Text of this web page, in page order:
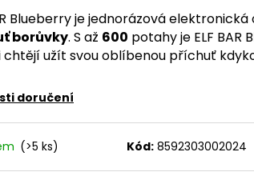
Blueberry je jednorázová
borůvky. S až 600 potahy je ELF
chtějí užít svou oblíbenou příchuť
doručení
(>5 ks) Kód: 8592303002024